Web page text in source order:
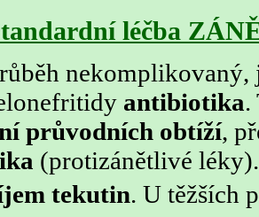
léčba
nekomplikovaný,
antibiotika.
průvodních obtíží,
(protizánětlivé
tekutin. U těžších